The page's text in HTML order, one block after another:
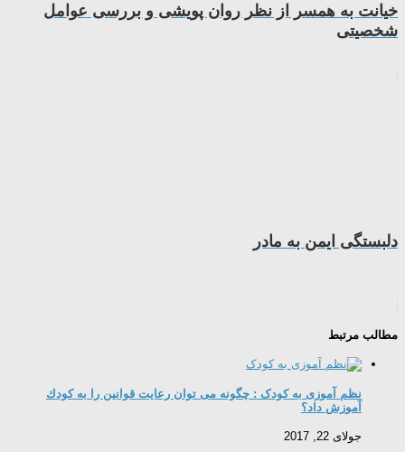
خیانت به همسر از نظر روان پویشی و بررسی عوامل
شخصیتی
دلبستگی ایمن به مادر
مطالب مرتبط
نظم آموزی به کودک : چگونه می توان رعایت قوانین را به كودك
آموزش داد؟
جولای 22, 2017